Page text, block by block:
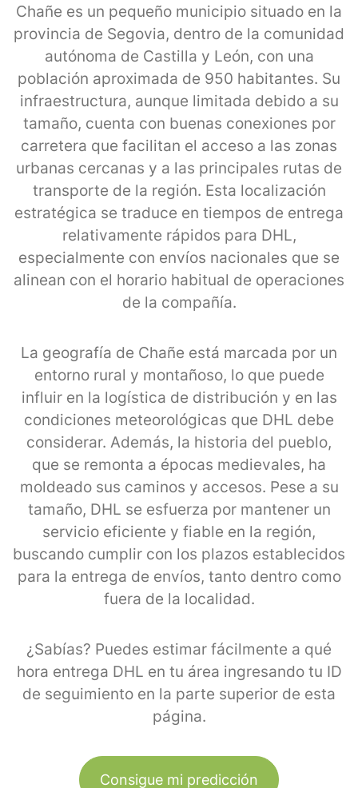
Chañe es un pequeño municipio situado en la
provincia de Segovia, dentro de la comunidad
autónoma de Castilla y León, con una
población aproximada de 950 habitantes. Su
infraestructura, aunque limitada debido a su
tamaño, cuenta con buenas conexiones por
carretera que facilitan el acceso a las zonas
urbanas cercanas y a las principales rutas de
transporte de la región. Esta localización
estratégica se traduce en tiempos de entrega
relativamente rápidos para DHL,
especialmente con envíos nacionales que se
alinean con el horario habitual de operaciones
de la compañía.
La geografía de Chañe está marcada por un
entorno rural y montañoso, lo que puede
influir en la logística de distribución y en las
condiciones meteorológicas que DHL debe
considerar. Además, la historia del pueblo,
que se remonta a épocas medievales, ha
moldeado sus caminos y accesos. Pese a su
tamaño, DHL se esfuerza por mantener un
servicio eficiente y fiable en la región,
buscando cumplir con los plazos establecidos
para la entrega de envíos, tanto dentro como
fuera de la localidad.
¿Sabías? Puedes estimar fácilmente a qué
hora entrega DHL en tu área ingresando tu ID
de seguimiento en la parte superior de esta
página.
Consigue mi predicción